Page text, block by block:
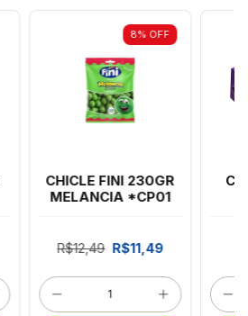
8% OFF
CHICLE FINI 230GR
MELANCIA *CP01
R$12,49 R$11,49